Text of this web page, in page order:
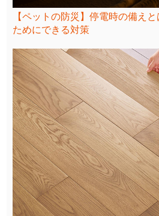
【ペットの防災】停電時の備え
ためにできる対策